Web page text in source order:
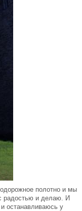
полотно и мы
радостью и делаю. И
останавливаюсь у